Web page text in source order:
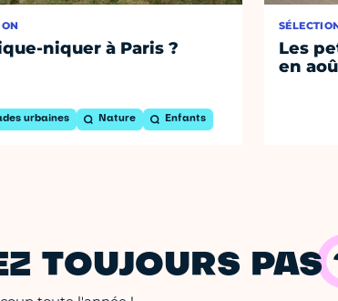
niquer à Paris ?
urbaines Nature Enfants
Les
en
TOUJOURS PAS